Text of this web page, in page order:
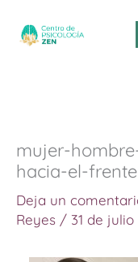
mujer-
hacia-el-frente
Deja un
Reyes / 31 de julio